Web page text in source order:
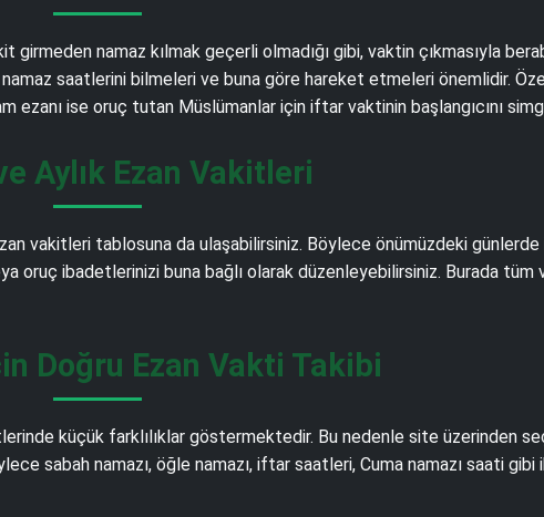
namaz kılmak geçerli olmadığı gibi, vaktin çıkmasıyla
saatlerini bilmeleri ve buna göre hareket etmeleri önemlidir.
ezanı ise oruç tutan Müslümanlar için iftar vaktinin başlangıcını
Aylık Ezan Vakitleri
vakitleri tablosuna da ulaşabilirsiniz. Böylece önümüzdeki
oruç ibadetlerinizi buna bağlı olarak düzenleyebilirsiniz. Burada tüm
Doğru Ezan Vakti Takibi
küçük farklılıklar göstermektedir. Bu nedenle site üzerinden
sabah namazı, öğle namazı, iftar saatleri, Cuma namazı saati